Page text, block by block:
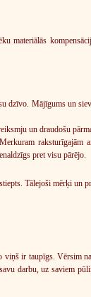
materiālās
dzīvo. Mājīgums un
un draudošu
raksturīgajām
pret visu pārējo.
Tālejoši mērķi un
ir taupīgs. Vērsim
darbu, uz saviem